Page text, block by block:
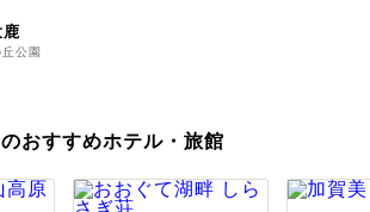
公園
おすすめホテル・旅館